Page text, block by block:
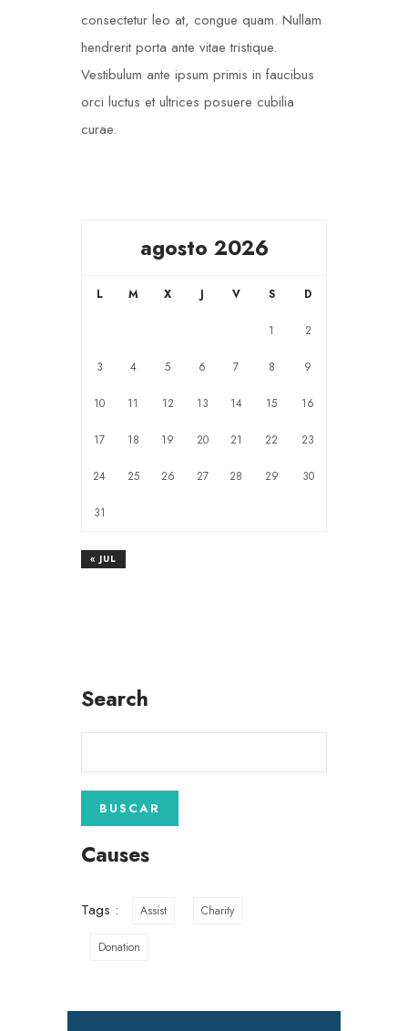
consectetur leo at, congue quam. Nullam
hendrerit porta ante vitae tristique.
Vestibulum ante ipsum primis in faucibus
orci luctus et ultrices posuere cubilia
curae.
agosto 2026
L M X J V S D
1 2
3 4 5 6 7 8 9
10 11 12 13 14 15 16
17 18 19 20 21 22 23
24 25 26 27 28 29 30
31
« JUL
Search
Causes
Tags : Assist Charity
Donation